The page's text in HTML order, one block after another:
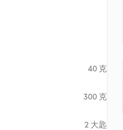
40 克
300 克
2 大匙